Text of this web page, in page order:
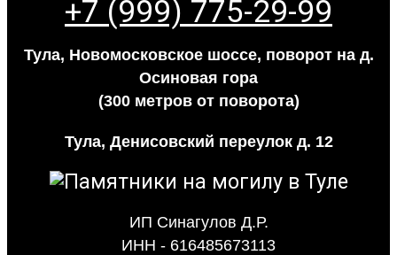
+7 (999) 775-29-99
Тула, Новомосковское шоссе, поворот на д.
Осиновая гора
(300 метров от поворота)
Тула, Денисовский переулок д. 12
ИП Синагулов Д.Р.
ИНН - 616485673113